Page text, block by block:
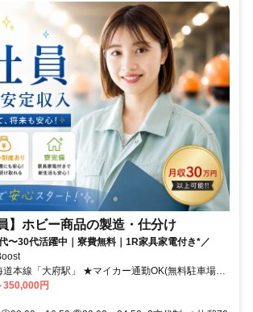
】ホビー商品の製造・仕分け
〜30代活躍中｜寮費無料｜1R家具家電付き*／
迎あり
350,000円